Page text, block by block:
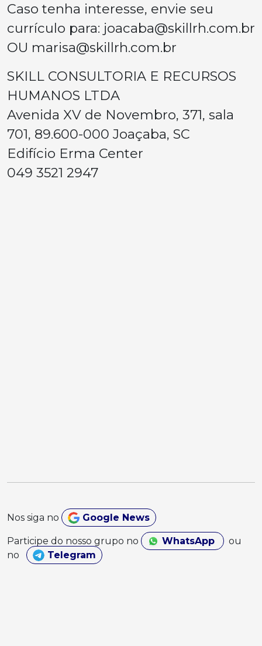
Caso tenha interesse, envie seu
currículo para: joacaba@skillrh.com.br
OU marisa@skillrh.com.br
SKILL CONSULTORIA E RECURSOS
HUMANOS LTDA
Avenida XV de Novembro, 371, sala
701, 89.600-000 Joaçaba, SC
Edifício Erma Center
049 3521 2947
Nos siga no Google News
Participe do nosso grupo no WhatsApp
ou
no
Telegram